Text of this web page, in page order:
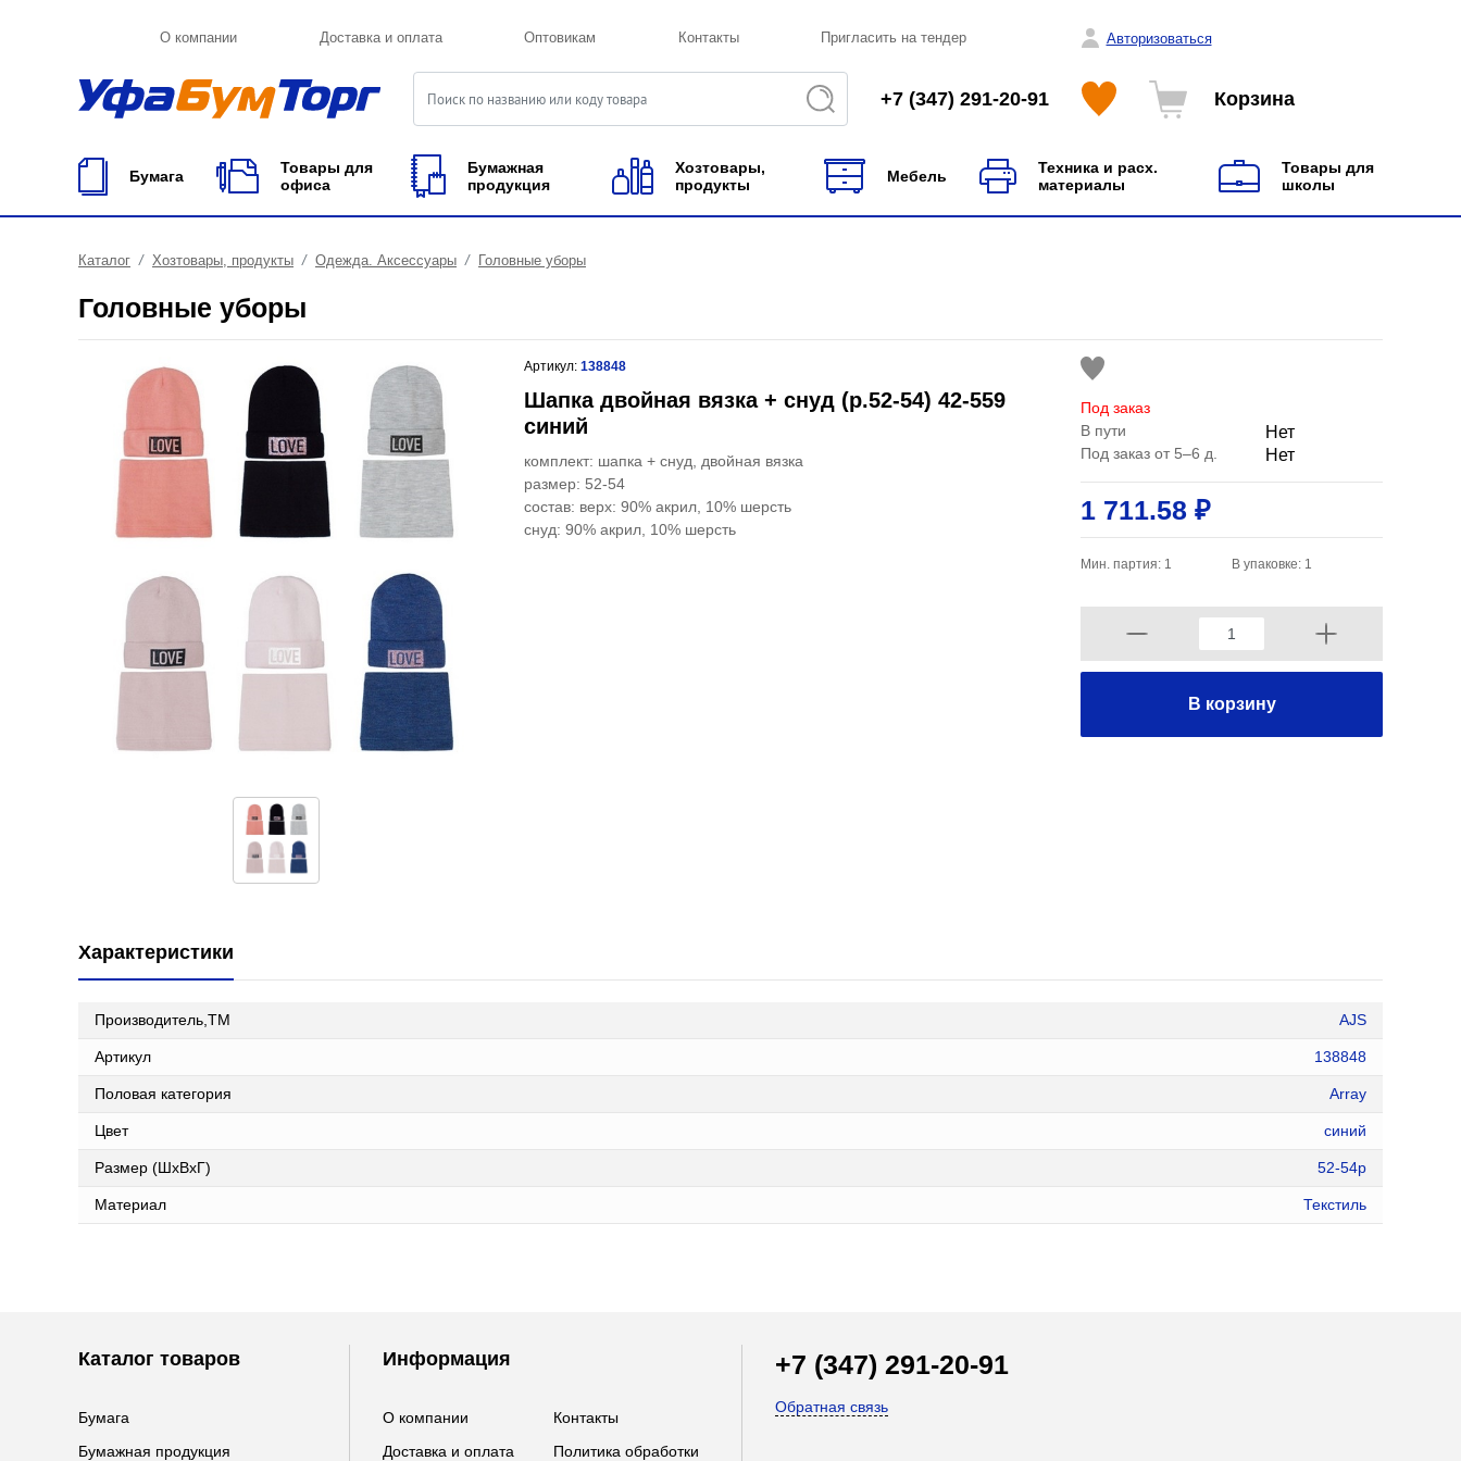
О компании Доставка и оплата Оптовикам Контакты Пригласить на тендер Авторизоваться
+7 (347) 291-20-91 Корзина
Бумага
Товары для
офиса
Бумажная
продукция
Хозтовары,
продукты
Мебель
Техника и расх.
материалы
Товары для
школы
Каталог Хозтовары, продукты Одежда. Аксессуары Головные уборы
Головные уборы
Артикул: 138848
Шапка двойная вязка + снуд (р.52-54) 42-559
синий
комплект: шапка + снуд, двойная вязка
размер: 52-54
состав: верх: 90% акрил, 10% шерсть
снуд: 90% акрил, 10% шерсть
Под заказ
В пути
Нет
Под заказ от 5–6 д. Нет
1 711.58 ₽
Мин. партия: 1 В упаковке: 1
В корзину
Характеристики
Производитель,ТМ AJS
Артикул 138848
Половая категория Array
Цвет синий
Размер (ШxВxГ) 52-54р
Материал Текстиль
Каталог товаров
Бумага
Бумажная продукция
Информация
О компании
Доставка и оплата
Контакты
Политика обработки
+7 (347) 291-20-91
Обратная связь